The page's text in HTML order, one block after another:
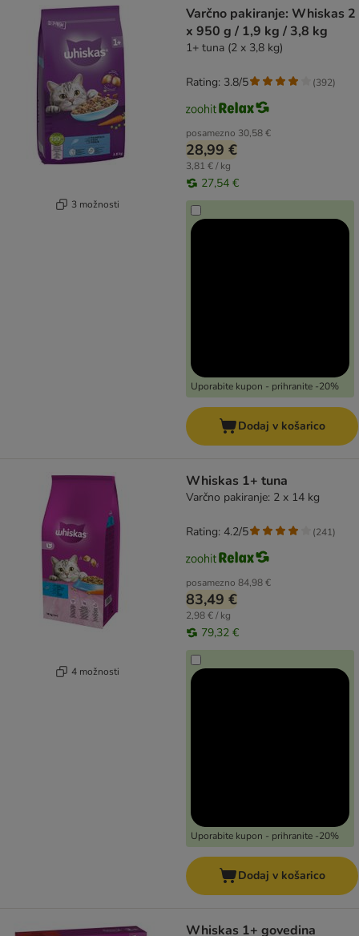
3 možnosti
Varčno pakiranje: Whiskas 2
x 950 g / 1,9 kg / 3,8 kg
1+ tuna (2 x 3,8 kg)
posamezno 30,58 €
28,99 €
3,81 € / kg
27,54 €
Uporabite kupon - prihranite -20%
Rating: 3.8/5 (392)
Dodaj v košarico
4 možnosti
Whiskas 1+ tuna
Varčno pakiranje: 2 x 14 kg
posamezno 84,98 €
83,49 €
2,98 € / kg
79,32 €
Uporabite kupon - prihranite -20%
Rating: 4.2/5 (241)
Dodaj v košarico
Whiskas 1+ govedina